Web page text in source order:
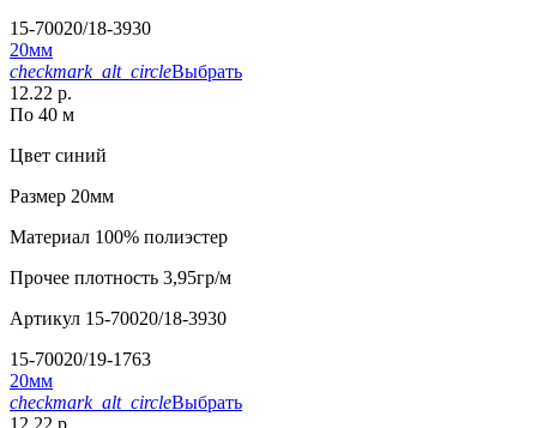
15-70020/18-3930
20мм
checkmark_alt_circleВыбрать
12.22 р.
По 40 м
Цвет синий
Размер 20мм
Материал 100% полиэстер
Прочее плотность 3,95гр/м
Артикул 15-70020/18-3930
15-70020/19-1763
20мм
checkmark_alt_circleВыбрать
12.22 р.